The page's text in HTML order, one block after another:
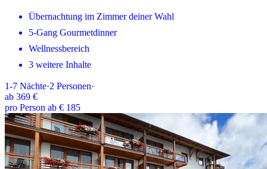
Übernachtung im Zimmer deiner Wahl
5-Gang Gourmetdinner
Wellnessbereich
3 weitere Inhalte
1-7 Nächte·2 Personen·
ab 369 €
pro Person ab € 185